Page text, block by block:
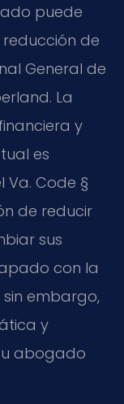
puede
de
General de
La
y
es
Va. Code §
de reducir
sus
con la
embargo,
y
abogado